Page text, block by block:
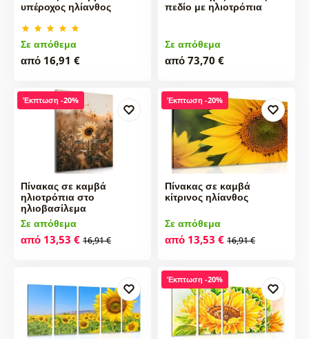
υπέροχος ηλίανθος
Σε απόθεμα
από 16,91 €
πεδίο με ηλιοτρόπια
Σε απόθεμα
από 73,70 €
Έκπτωση -20%
Πίνακας σε καμβά
ηλιοτρόπια στο
ηλιοβασίλεμα
Σε απόθεμα
από 13,53 € 16,91 €
Έκπτωση -20%
Πίνακας σε καμβά
κίτρινος ηλίανθος
Σε απόθεμα
από 13,53 € 16,91 €
Έκπτωση -20%